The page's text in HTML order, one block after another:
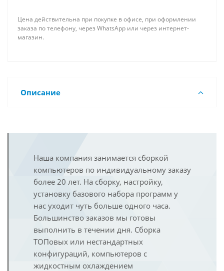
Цена действительна при покупке в офисе, при оформлении
заказа по телефону, через WhatsApp или через интернет-
магазин.
Описание
Наша компания занимается сборкой
компьютеров по индивидуальному заказу
более 20 лет. На сборку, настройку,
установку базового набора программ у
нас уходит чуть больше одного часа.
Большинство заказов мы готовы
выполнить в течении дня. Сборка
ТОПовых или нестандартных
конфигураций, компьютеров с
жидкостным охлаждением